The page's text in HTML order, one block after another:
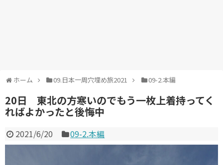
ホーム 09.日本一周穴埋め旅2021 09-2.本編
20日 東北の方寒いのでもう一枚上着持ってく
ればよかったと後悔中
2021/6/20 09-2.本編